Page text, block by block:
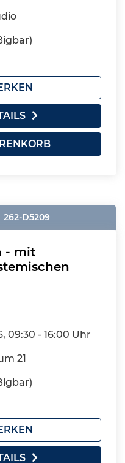
262-D5209
- mit
09:30 - 16:00 Uhr
21